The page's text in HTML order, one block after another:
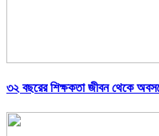
৩২ বছরের শিক্ষকতা জীবন থেকে